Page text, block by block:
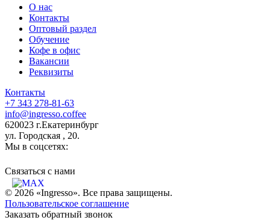
О нас
Контакты
Оптовый раздел
Обучение
Кофе в офис
Вакансии
Реквизиты
Контакты
+7 343 278-81-63
info@ingresso.coffee
620023 г.Екатеринбург
ул. Городская , 20.
Мы в соцсетях:
Связаться c нами
© 2026 «Ingresso». Все права защищены.
Пользовательское соглашение
Заказать обратный звонок